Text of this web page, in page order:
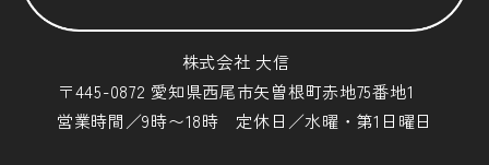
株式会社 大信
〒445-0872 愛知県西尾市矢曽根町赤地75番地1
営業時間／9時〜18時 定休日／水曜・第1日曜日